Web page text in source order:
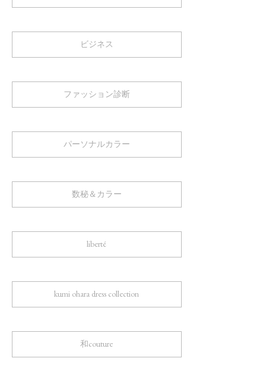
ビジネス
ファッション診断
パーソナルカラー
数秘＆カラー
liberté
kumi ohara dress collection
和couture